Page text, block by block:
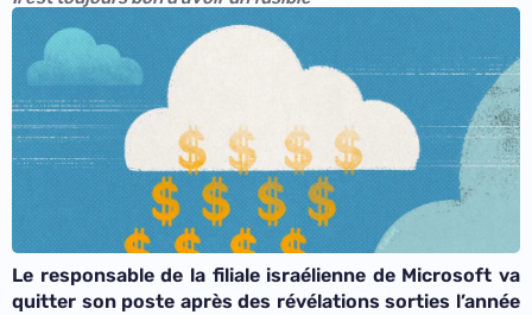
Le responsable de la filiale israélienne de Microsoft va
quitter son poste après des révélations sorties l’année